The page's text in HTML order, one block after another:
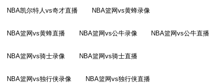
NBA凯尔特人vs奇才直播 NBA篮网vs黄蜂录像
NBA篮网vs黄蜂直播 NBA篮网vs公牛录像 NBA篮网vs公牛直播
NBA篮网vs骑士录像 NBA篮网vs骑士直播
NBA篮网vs独行侠录像 NBA篮网vs独行侠直播